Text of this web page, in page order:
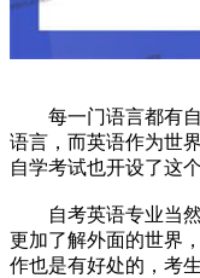
每一门语言都有自
语言，而英语作为世
自学考试也开设了这
自考英语专业当然
更加了解外面的世界
作也是有好处的，考